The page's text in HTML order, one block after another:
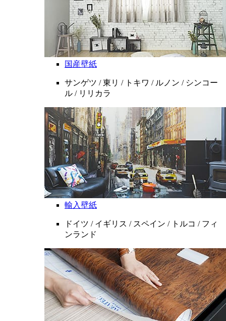
国産壁紙
サンゲツ / 東リ / トキワ / ルノン / シンコー
ル / リリカラ
輸入壁紙
ドイツ / イギリス / スペイン / トルコ / フィ
ンランド